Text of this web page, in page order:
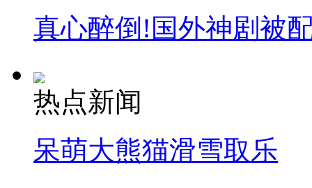
真心醉倒!国外神剧被
热点新闻
呆萌大熊猫滑雪取乐